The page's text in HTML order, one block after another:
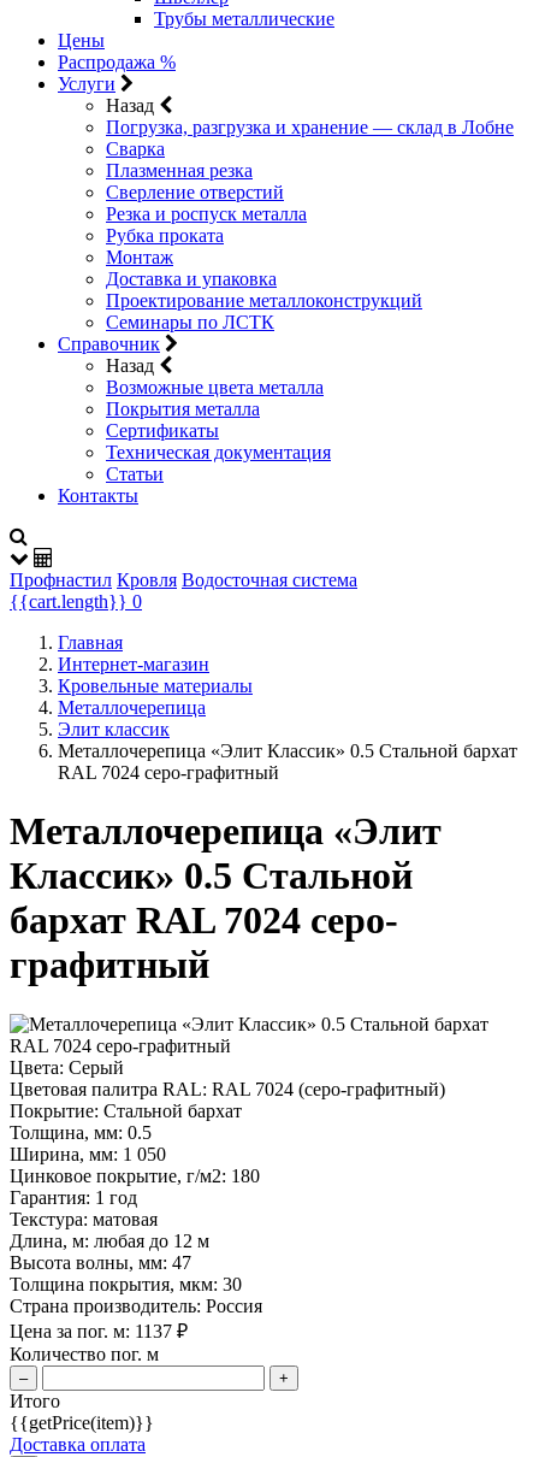
Трубы металлические
Цены
Распродажа %
Услуги
Назад
Погрузка, разгрузка и хранение — склад в Лобне
Сварка
Плазменная резка
Сверление отверстий
Резка и роспуск металла
Рубка проката
Монтаж
Доставка и упаковка
Проектирование металлоконструкций
Семинары по ЛСТК
Справочник
Назад
Возможные цвета металла
Покрытия металла
Сертификаты
Техническая документация
Статьи
Контакты
Профнастил Кровля Водосточная система
{{cart.length}} 0
Главная
Интернет-магазин
Кровельные материалы
Металлочерепица
Элит классик
Металлочерепица «Элит Классик» 0.5 Стальной бархат
RAL 7024 серо-графитный
Металлочерепица «Элит
Классик» 0.5 Стальной
бархат RAL 7024 серо-
графитный
Цвета: Серый
Цветовая палитра RAL: RAL 7024 (серо-графитный)
Покрытие: Стальной бархат
Толщина, мм: 0.5
Ширина, мм: 1 050
Цинковое покрытие, г/м2: 180
Гарантия: 1 год
Текстура: матовая
Длина, м: любая до 12 м
Высота волны, мм: 47
Толщина покрытия, мкм: 30
Страна производитель: Россия
Цена за пог. м: 1137 ₽
Количество пог. м
– +
Итого
{{getPrice(item)}}
Доставка оплата